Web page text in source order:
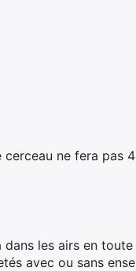
cerceau ne fera pas 4
dans les airs en toute
avec ou sans